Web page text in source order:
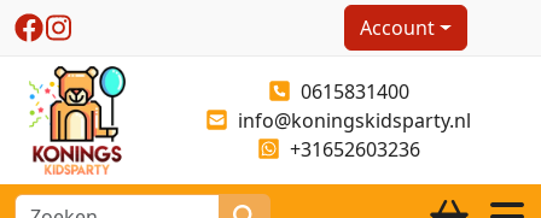
Account
0615831400
info@koningskidsparty.nl
+31652603236